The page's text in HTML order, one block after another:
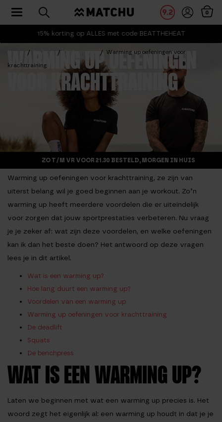
15% korting op ALLES met code BEATTHEHEAT
9.2 0
Toggle navigation
Warming up oefeningen voor
krachttraining
WARMING UP OEFENINGEN
VOOR KRACHTTRAINING
ZO T/M VR VOOR 21.30 BESTELD, MORGEN IN HUIS
Warming up oefeningen voor krachttraining, ze zijn van
uiterst belang wil je goed beginnen aan je workout. Zo’n
warming up heeft meerdere voordelen die er uiteindelijk
voor zorgen dat jouw sportprestaties verbeteren. Nu vraag
je je zeker af: wat zijn deze voordelen, en welke oefeningen
kan ik dan het beste doen? Het antwoord op deze vragen
lees je in dit artikel.
Wat is een warming up?
Hoe lang duurt een warming up?
Voordelen van een warming up
Warming up oefeningen voor krachttraining
De deadlift
Squats
De benchpress
WAT IS EEN WARMING UP?
Laten we beginnen met wat een warming up precies is. Het
woord zegt het eigenlijk al: een warming up houdt in dat je je